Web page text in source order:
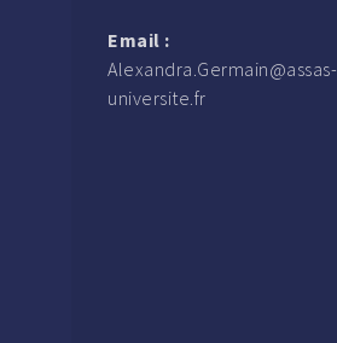
Email :
Alexandra.Germain@assas-
universite.fr